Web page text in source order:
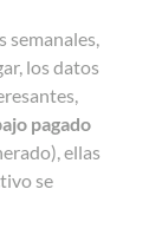
semanales,
los datos
pagado
ellas
se